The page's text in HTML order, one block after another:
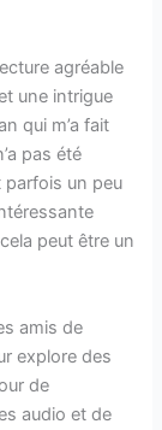
agréable
une intrigue
qui m’a fait
pas été
un peu
peut être un
amis de
explore des
de
audio et de